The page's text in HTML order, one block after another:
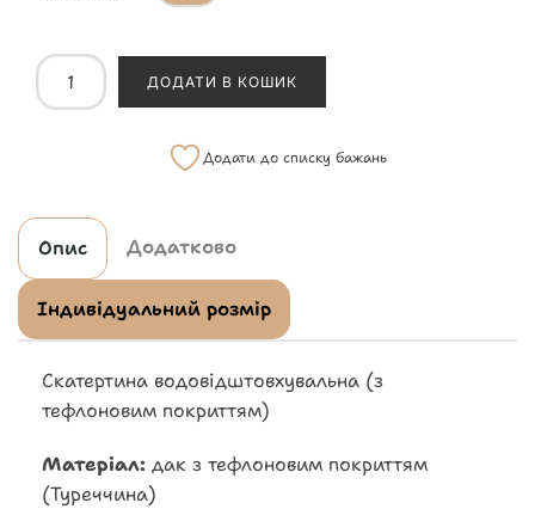
ДОДАТИ В КОШИК
Додати до списку бажань
Опис Додатково
Індивідуальний розмір
Скатертина водовідштовхувальна (з
тефлоновим покриттям)
Матеріал: дак з тефлоновим покриттям
(Туреччина)